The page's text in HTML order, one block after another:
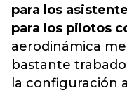
para los
para los pilotos
aerodinámica
bastante
la configuración